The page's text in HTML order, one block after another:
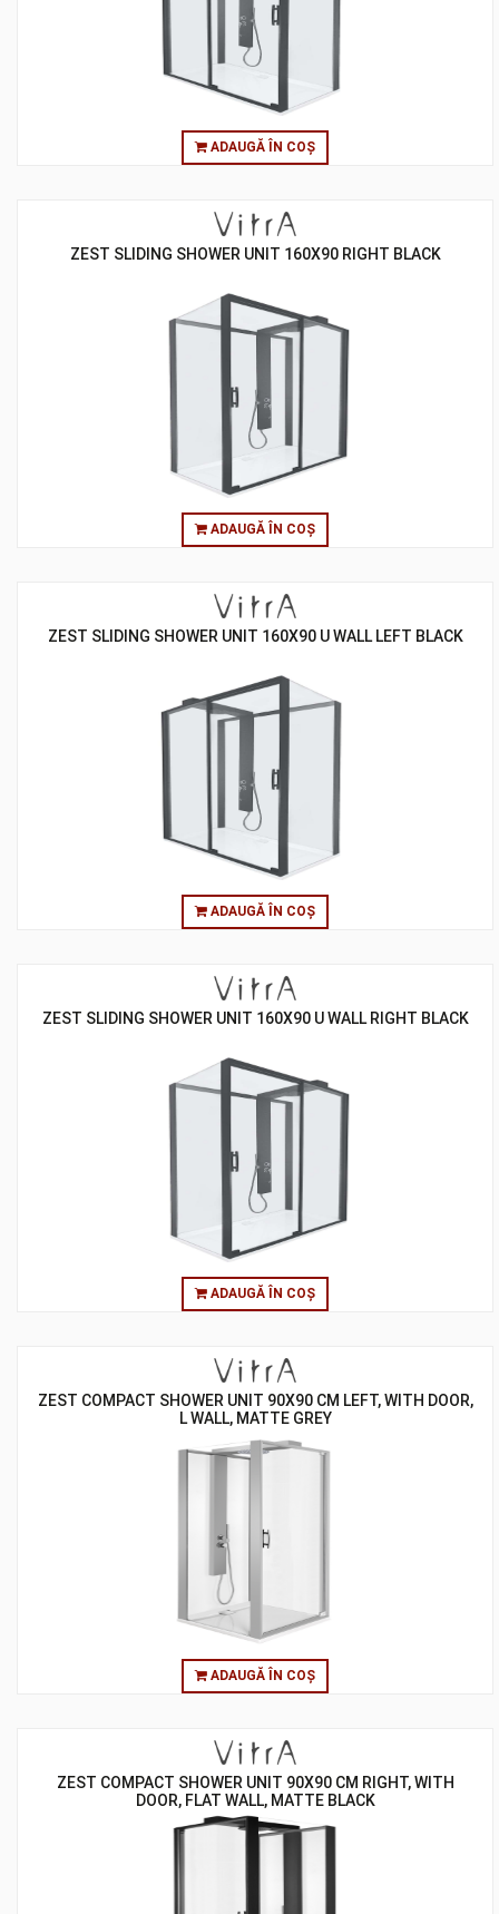
ADAUGĂ ÎN COȘ
ZEST SLIDING SHOWER UNIT 160X90 RIGHT BLACK
ADAUGĂ ÎN COȘ
ZEST SLIDING SHOWER UNIT 160X90 U WALL LEFT BLACK
ADAUGĂ ÎN COȘ
ZEST SLIDING SHOWER UNIT 160X90 U WALL RIGHT BLACK
ADAUGĂ ÎN COȘ
ZEST COMPACT SHOWER UNIT 90X90 CM LEFT, WITH DOOR,
L WALL, MATTE GREY
ADAUGĂ ÎN COȘ
ZEST COMPACT SHOWER UNIT 90X90 CM RIGHT, WITH
DOOR, FLAT WALL, MATTE BLACK